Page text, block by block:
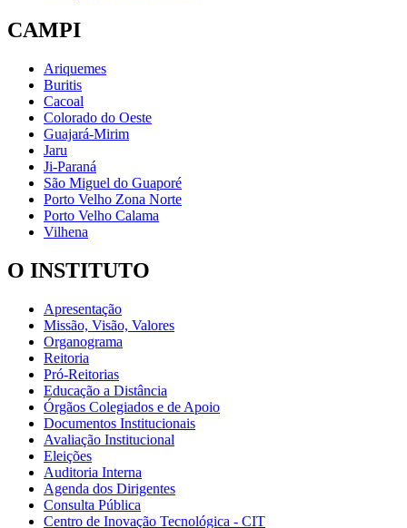
CAMPI
Ariquemes
Buritis
Cacoal
Colorado do Oeste
Guajará-Mirim
Jaru
Ji-Paraná
São Miguel do Guaporé
Porto Velho Zona Norte
Porto Velho Calama
Vilhena
O INSTITUTO
Apresentação
Missão, Visão, Valores
Organograma
Reitoria
Pró-Reitorias
Educação a Distância
Órgãos Colegiados e de Apoio
Documentos Institucionais
Avaliação Institucional
Eleições
Auditoria Interna
Agenda dos Dirigentes
Consulta Pública
Centro de Inovação Tecnológica - CIT